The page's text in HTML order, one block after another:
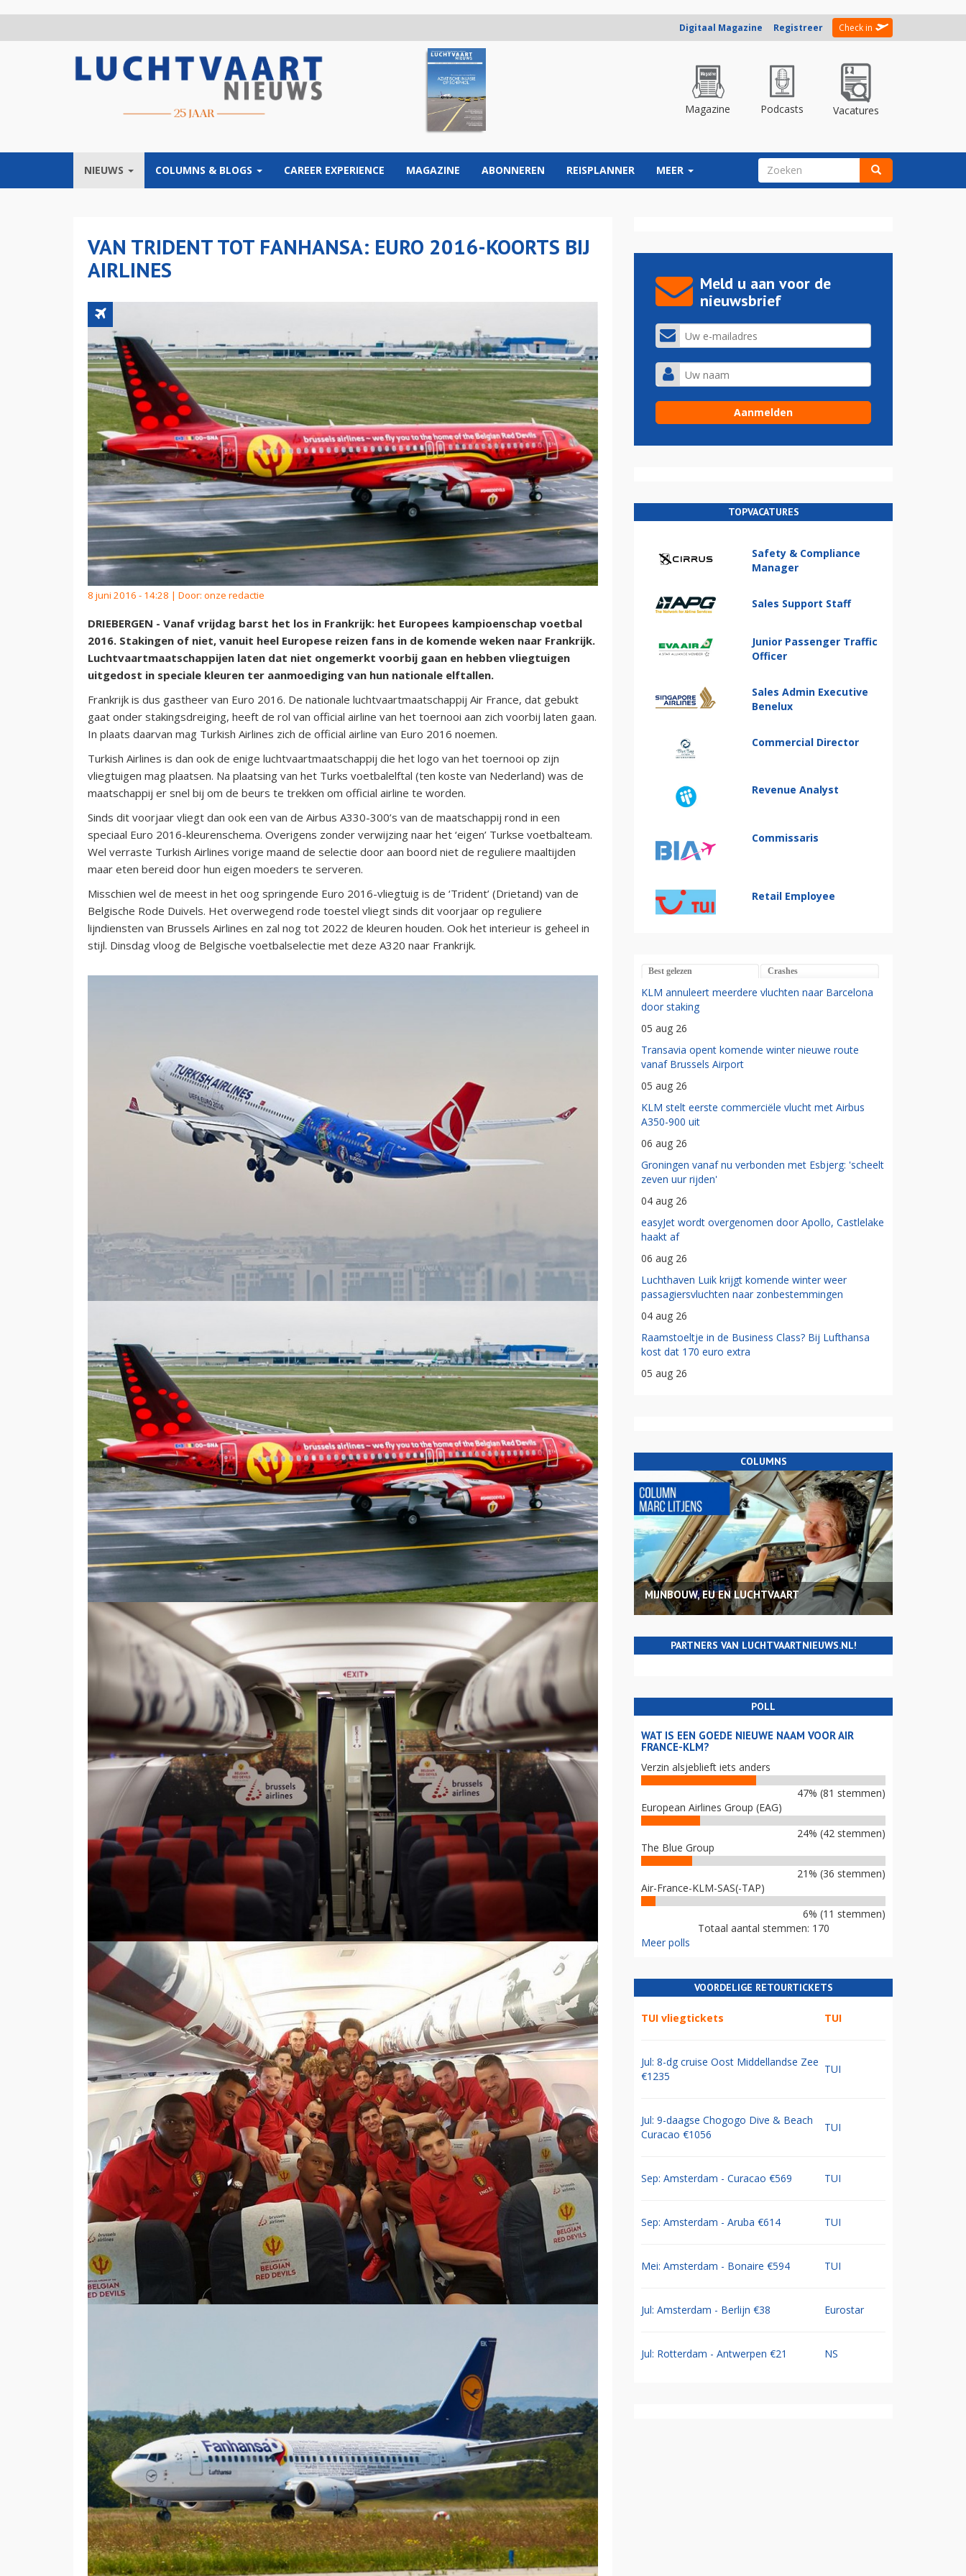
Digitaal Magazine Registreer Check in
Magazine Podcasts Vacatures
NIEUWS COLUMNS & BLOGS CAREER EXPERIENCE MAGAZINE ABONNEREN REISPLANNER MEER ZOEKVELD
VAN TRIDENT TOT FANHANSA: EURO 2016-KOORTS BIJ
AIRLINES
8 juni 2016 - 14:28 | Door: onze redactie
DRIEBERGEN - Vanaf vrijdag barst het los in Frankrijk: het Europees kampioenschap voetbal
2016. Stakingen of niet, vanuit heel Europese reizen fans in de komende weken naar Frankrijk.
Luchtvaartmaatschappijen laten dat niet ongemerkt voorbij gaan en hebben vliegtuigen
uitgedost in speciale kleuren ter aanmoediging van hun nationale elftallen.
Frankrijk is dus gastheer van Euro 2016. De nationale luchtvaartmaatschappij Air France, dat gebukt
gaat onder stakingsdreiging, heeft de rol van official airline van het toernooi aan zich voorbij laten gaan.
In plaats daarvan mag Turkish Airlines zich de official airline van Euro 2016 noemen.
Turkish Airlines is dan ook de enige luchtvaartmaatschappij die het logo van het toernooi op zijn
vliegtuigen mag plaatsen. Na plaatsing van het Turks voetbalelftal (ten koste van Nederland) was de
maatschappij er snel bij om de beurs te trekken om official airline te worden.
Sinds dit voorjaar vliegt dan ook een van de Airbus A330-300’s van de maatschappij rond in een
speciaal Euro 2016-kleurenschema. Overigens zonder verwijzing naar het ‘eigen’ Turkse voetbalteam.
Wel verraste Turkish Airlines vorige maand de selectie door aan boord niet de reguliere maaltijden
maar eten bereid door hun eigen moeders te serveren.
Misschien wel de meest in het oog springende Euro 2016-vliegtuig is de ‘Trident’ (Drietand) van de
Belgische Rode Duivels. Het overwegend rode toestel vliegt sinds dit voorjaar op reguliere
lijndiensten van Brussels Airlines en zal nog tot 2022 de kleuren houden. Ook het interieur is geheel in
stijl. Dinsdag vloog de Belgische voetbalselectie met deze A320 naar Frankrijk.
Meld u aan voor de
nieuwsbrief
TOPVACATURES
Safety & Compliance
Manager
Sales Support Staff
Junior Passenger Traffic
Officer
Sales Admin Executive
Benelux
Commercial Director
Revenue Analyst
Commissaris
Retail Employee
Best gelezen Crashes
KLM annuleert meerdere vluchten naar Barcelona
door staking
05 aug 26
Transavia opent komende winter nieuwe route
vanaf Brussels Airport
05 aug 26
KLM stelt eerste commerciële vlucht met Airbus
A350-900 uit
06 aug 26
Groningen vanaf nu verbonden met Esbjerg: 'scheelt
zeven uur rijden'
04 aug 26
easyJet wordt overgenomen door Apollo, Castlelake
haakt af
06 aug 26
Luchthaven Luik krijgt komende winter weer
passagiersvluchten naar zonbestemmingen
04 aug 26
Raamstoeltje in de Business Class? Bij Lufthansa
kost dat 170 euro extra
05 aug 26
COLUMNS
MIJNBOUW, EU EN LUCHTVAART
PARTNERS VAN LUCHTVAARTNIEUWS.NL!
POLL
WAT IS EEN GOEDE NIEUWE NAAM VOOR AIR
FRANCE-KLM?
Verzin alsjeblieft iets anders
47% (81 stemmen)
European Airlines Group (EAG)
24% (42 stemmen)
The Blue Group
21% (36 stemmen)
Air-France-KLM-SAS(-TAP)
6% (11 stemmen)
Totaal aantal stemmen: 170
Meer polls
VOORDELIGE RETOURTICKETS
TUI vliegtickets TUI
Jul: 8-dg cruise Oost Middellandse Zee
€1235
TUI
Jul: 9-daagse Chogogo Dive & Beach
Curacao €1056
TUI
Sep: Amsterdam - Curacao €569 TUI
Sep: Amsterdam - Aruba €614 TUI
Mei: Amsterdam - Bonaire €594 TUI
Jul: Amsterdam - Berlijn €38 Eurostar
Jul: Rotterdam - Antwerpen €21 NS